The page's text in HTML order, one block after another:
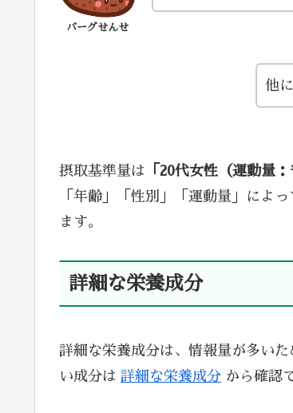
バーグせんせ
他
摂取基準量は 「20代女性（運動量：
「年齢」「性別」「運動量」によ
ます。
詳細な栄養成分
詳細な栄養成分は、情報量が多い
い成分は 詳細な栄養成分 から確認